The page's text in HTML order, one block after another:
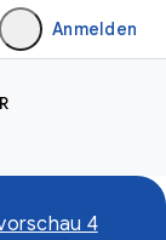
Anmelden
4